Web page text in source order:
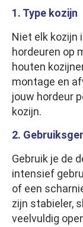
1. Type kozijn
Niet elk kozijn
hordeuren op
houten
montage en
jouw hordeur
kozijn.
2.
Gebruik je de
intensief
of een
zijn stabieler,
veelvuldig